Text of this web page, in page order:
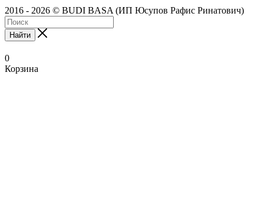
2016 - 2026 © BUDI BASA (ИП Юсупов Рафис Ринатович)
Найти
0
Корзина